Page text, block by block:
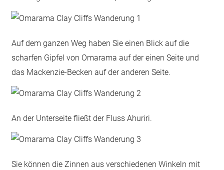
Auf dem ganzen Weg haben Sie einen Blick auf die
scharfen Gipfel von Omarama auf der einen Seite und
das Mackenzie-Becken auf der anderen Seite.
An der Unterseite fließt der Fluss Ahuriri.
Sie können die Zinnen aus verschiedenen Winkeln mit